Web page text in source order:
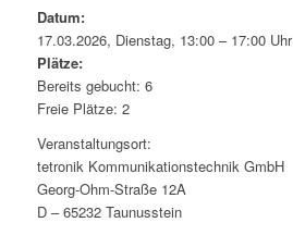
Datum:
17.03.2026, Dienstag, 13:00 – 17:00 Uhr
Plätze:
Bereits gebucht: 6
Freie Plätze: 2
Veranstaltungsort:
tetronik Kommunikationstechnik GmbH
Georg-Ohm-Straße 12A
D – 65232 Taunusstein